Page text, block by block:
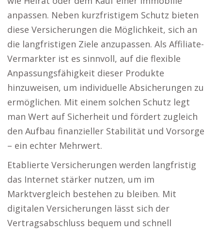
anpassen. Neben kurzfristigem Schutz bieten
diese Versicherungen die Möglichkeit, sich an
die langfristigen Ziele anzupassen. Als Affiliate-
Vermarkter ist es sinnvoll, auf die flexible
Anpassungsfähigkeit dieser Produkte
hinzuweisen, um individuelle Absicherungen zu
ermöglichen. Mit einem solchen Schutz legt
man Wert auf Sicherheit und fördert zugleich
den Aufbau finanzieller Stabilität und Vorsorge
– ein echter Mehrwert.
Etablierte Versicherungen werden langfristig
das Internet stärker nutzen, um im
Marktvergleich bestehen zu bleiben. Mit
digitalen Versicherungen lässt sich der
Vertragsabschluss bequem und schnell